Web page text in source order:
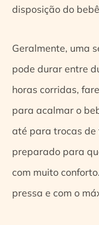
disposição do
Geralmente, uma
pode durar entre
horas corridas,
para acalmar o
até para trocas de
preparado para
com muito
pressa e com o